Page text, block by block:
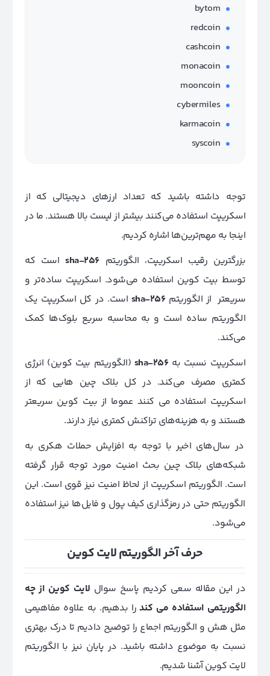
bytom
redcoin
cashcoin
monacoin
mooncoin
cybermiles
karmacoin
syscoin
توجه داشته باشید که تعداد ارزهای دیجیتالی که از
اسکریپت استفاده می‌کنند بیشتر از لیست بالا هستند. ما در
اینجا به مهم‌ترین‌ها اشاره کردیم.
بزرگترین رقیب اسکریپت، الگوریتمsha-256است که
توسط بیت کوین استفاده می‌شود. اسکریپت ساده‌تر و
سریعتر از الگوریتم sha-256 است. در کل اسکریپت یک
الگوریتم ساده است و به محاسبه سریع بلوک‌ها کمک
می‌کند.
اسکریپت نسبت بهsha-256 (الگوریتم بیت کوین)‌ انرژی
کمتری مصرف می‌کند. در کل بلاک چین هایی که از
اسکریپت استفاده می کنند عموما از بیت کوین سریعتر
هستند و به هزینه‌های تراکنش کمتری نیاز دارند.
در سال‌های اخیر با توجه به افزایش حملات هکری به
شبکه‌های بلاک چین بحث امنیت مورد توجه قرار گرفته
است. الگوریتم اسکریپت از لحاظ امنیت نیز قوی است. این
الگوریتم حتی در رمزگذاری کیف پول و فایل‌ها نیز استفاده
می‌شود.
حرف آخر الگوریتم لایت کوین
در این مقاله سعی کردیم پاسخ سوال لایت کوین از چه
الگوریتمی استفاده می‌ کند را بدهیم. به علاوه مفاهیمی
مثل هش و الگوریتم اجماع را توضیح دادیم تا درک بهتری
نسبت به موضوع داشته باشید. در پایان نیز با الگوریتم
لایت کوین آشنا شدیم.